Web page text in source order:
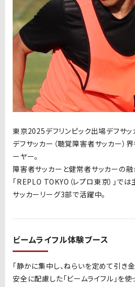
東京2025デフリンピック出場デフサ
デフサッカー（聴覚障害者サッカー）
ーヤー。
障害者サッカーと健常者サッカーの
「REPLO TOKYO （レプロ東京）」で
サッカーリーグ3部で活躍中。
ビームライフル体験ブース
「静かに集中し、ねらいを定めて引き金を
安全に配慮した「ビームライフル」を